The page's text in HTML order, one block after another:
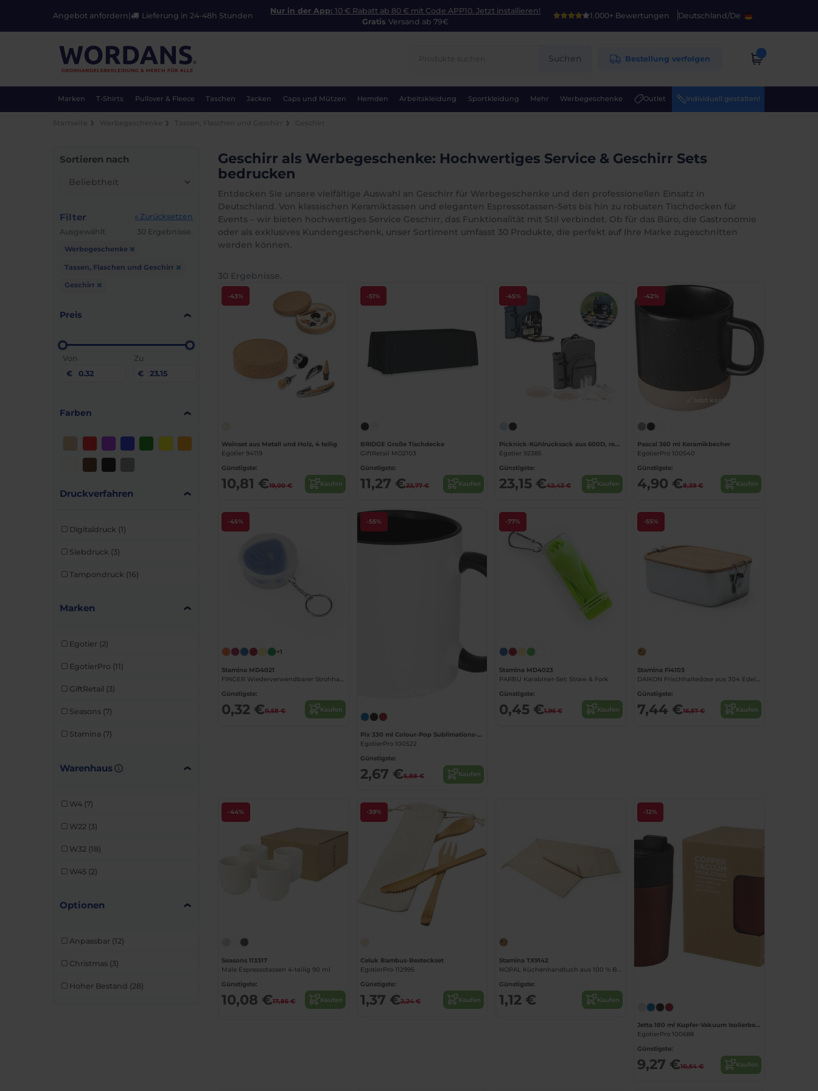
Angebot anfordern | Lieferung in 24-48h Stunden
Nur in der App:10 € Rabatt ab 80 € mit Code APP10. Jetzt installieren!
GratisVersand ab 79€
1.000+ Bewertungen Deutschland/De
Suchen Bestellung verfolgen
Marken T-Shirts Pullover & Fleece Taschen Jacken Caps und Mützen Hemden Arbeitskleidung Sportkleidung Mehr Werbegeschenke Outlet Individuell gestalten!
Sortieren nach
Filter
« Zurücksetzen
Ausgewählt
30 Ergebnisse.
Werbegeschenke
Tassen, Flaschen und Geschirr
Geschirr
Preis
Von
€
Zu
€
Farben
Druckverfahren
Digitaldruck (1)
Siebdruck (3)
Tampondruck (16)
Marken
Egotier (2)
EgotierPro (11)
GiftRetail (3)
Seasons (7)
Stamina (7)
Warenhaus
W4 (7)
W22 (3)
W32 (18)
W45 (2)
Optionen
Anpassbar (12)
Christmas (3)
Hoher Bestand (28)
Geschirr als Werbegeschenke: Hochwertiges Service & Geschirr Sets
bedrucken
Entdecken Sie unsere vielfältige Auswahl an Geschirr für Werbegeschenke und den professionellen Einsatz in
Deutschland. Von klassischen Keramiktassen und eleganten Espressotassen-Sets bis hin zu robusten Tischdecken für
Events – wir bieten hochwertiges Service Geschirr, das Funktionalität mit Stil verbindet. Ob für das Büro, die Gastronomie
oder als exklusives Kundengeschenk, unser Sortiment umfasst 30 Produkte, die perfekt auf Ihre Marke zugeschnitten
werden können.
30 Ergebnisse.
-43%
Weinset aus Metall und Holz, 4 teilig
Egotier 94119
Günstigste:
10,81 €19,00 € Kaufen
-51%
BRIDGE Große Tischdecke
GiftRetail MO2103
Günstigste:
11,27 €22,77 € Kaufen
-45%
Jetzt konfigurieren!
Picknick-Kühlrucksack aus 600D, recyceltem Polyester, mit hoher Dichte
Egotier 92385
Günstigste:
23,15 €42,42 € Kaufen
-42%
Jetzt konfigurieren!
Pascal 360 ml Keramikbecher
EgotierPro 100540
Günstigste:
4,90 €8,39 € Kaufen
-45%
+1
Stamina MD4021
FINGER Wiederverwendbarer Strohhalm aus Silikon in einem praktischen
Günstigste:
0,32 €0,58 € Kaufen
-55%
Pix 330 ml Colour-Pop Sublimations-Tasse
EgotierPro 100522
Günstigste:
2,67 €5,88 € Kaufen
-77%
Stamina MD4023
PARBU Karabiner-Set: Straw & Fork
Günstigste:
0,45 €1,96 € Kaufen
-55%
Stamina FI4103
DAIKON Frischhaltedose aus 304 Edelstahl mit Bambusdeckel
Günstigste:
7,44 €16,57 € Kaufen
-44%
Seasons 113317
Male Espressotassen 4-teilig 90 ml
Günstigste:
10,08 €17,85 € Kaufen
-39%
Celuk Bambus-Besteckset
EgotierPro 112995
Günstigste:
1,37 €2,24 € Kaufen
Stamina TX9142
NOPAL Küchenhandtuch aus 100 % Baumwolle
Günstigste:
1,12 € Kaufen
-12%
Jetta 180 ml Kupfer-Vakuum Isolierbecher
EgotierPro 100688
Günstigste:
9,27 €10,54 € Kaufen